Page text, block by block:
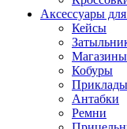
Аксессуары
Кейсы
Магазины
Кобуры
Антабки
Ремни